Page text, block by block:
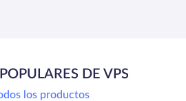
DE VPS
los productos